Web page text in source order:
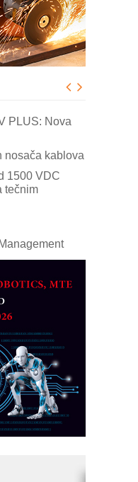
korist
od 40 godina
priče
PLUS: Nova
nosača kablova
1500 VDC
tečnim
savremena
pouzdan
toplinsku
MINI-